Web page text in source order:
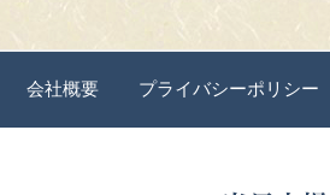
会社概要 プライバシーポリシー